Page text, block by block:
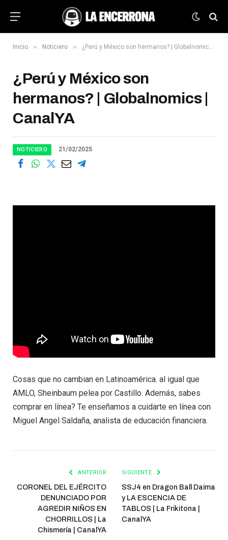
Inicio » Noticiero » ¿Perú y México son hermanos? | Globalnomics | CanalYA
¿Perú y México son
hermanos? | Globalnomics |
CanalYA
NOTICIERO 21/02/2025
Cosas que no cambian en Latinoamérica. al igual que
AMLO, Sheinbaum pelea por Castillo. Además, sabes
comprar en línea? Te enseñamos a cuidarte en línea con
Miguel Angel Saldaña, analista de educación financiera.
ANTERIOR
CORONEL DEL EJÉRCITO
DENUNCIADO POR
AGREDIR NIÑOS EN
CHORRILLOS | La
Chismería | CanalYA
SIGUIENTE
SSJ4 en Dragon Ball Daima
y LA ESCENCIA DE
TABLOS | La Frikitona |
CanalYA